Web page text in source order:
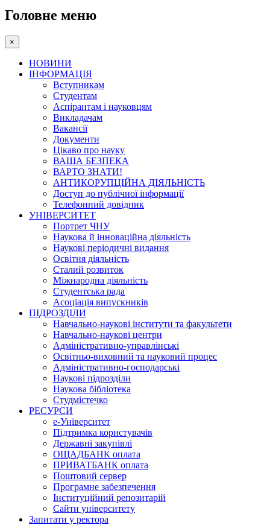
Головне меню
×
НОВИНИ
ІНФОРМАЦІЯ
Вступникам
Студентам
Аспірантам і науковцям
Викладачам
Вакансії
Документи
Цікаво про науку
ВАША БЕЗПЕКА
ВАРТО ЗНАТИ!
АНТИКОРУПЦІЙНА ДІЯЛЬНІСТЬ
Доступ до публічної інформації
Телефонний довідник
УНІВЕРСИТЕТ
Портрет ЧНУ
Наукова й інноваційна діяльність
Наукові періодичні видання
Освітня діяльність
Сталий розвиток
Міжнародна діяльність
Студентська рада
Асоціація випускників
ПІДРОЗДІЛИ
Навчально-наукові інститути та факультети
Навчально-наукові центри
Адміністративно-управлінські
Освітньо-виховний та науковий процес
Адміністративно-господарські
Наукові підрозділи
Наукова бібліотека
Студмістечко
РЕСУРСИ
е-Університет
Підтримка користувачів
Державні закупівлі
ОЩАДБАНК оплата
ПРИВАТБАНК оплата
Поштовий сервер
Програмне забезпечення
Інституційний репозитарій
Сайти університету
Запитати у ректора